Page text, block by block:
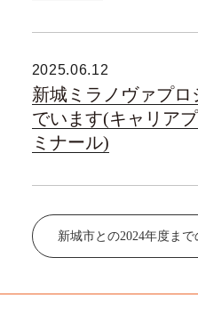
2025.06.12
新城ミラノヴァプ
でいます(キャリア
ミナール)
新城市との2024年度ま